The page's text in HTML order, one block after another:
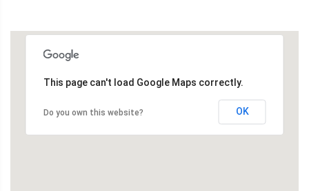
This page can't load Google Maps correctly.
Do you own this website? OK